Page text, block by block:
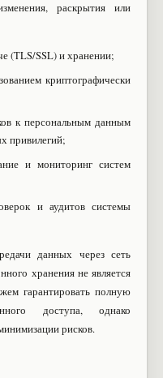
раскрытия или
(TLS/SSL) и хранении;
криптографически
к персональным данным
привилегий;
и мониторинг систем
и аудитов системы
данных через сеть
хранения не является
гарантировать полную
доступа, однако
рисков.